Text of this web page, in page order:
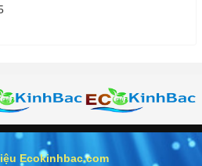
Việt
Ecokinhbac.com